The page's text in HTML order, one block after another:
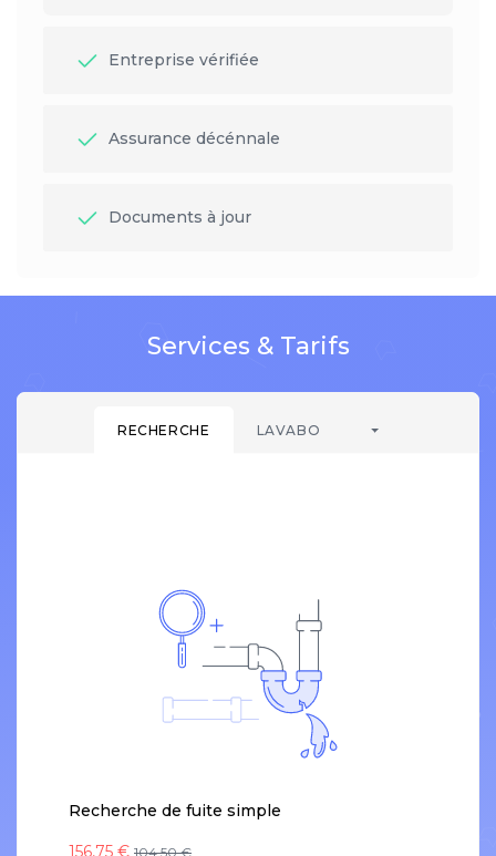
Entreprise vérifiée
Assurance décénnale
Documents à jour
Services & Tarifs
RECHERCHE LAVABO
Recherche de fuite simple
156,75 € 104,50 €